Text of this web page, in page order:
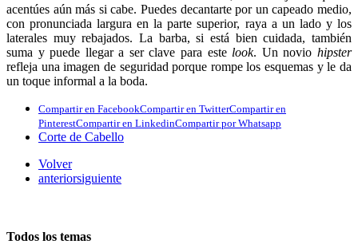
acentúes aún más si cabe. Puedes decantarte por un capeado medio,
con pronunciada largura en la parte superior, raya a un lado y los
laterales muy rebajados. La barba, si está bien cuidada, también
suma y puede llegar a ser clave para este look. Un novio hipster
refleja una imagen de seguridad porque rompe los esquemas y le da
un toque informal a la boda.
Compartir en FacebookCompartir en TwitterCompartir en
PinterestCompartir en LinkedinCompartir por Whatsapp
Corte de Cabello
Volver
anteriorsiguiente
Todos los temas